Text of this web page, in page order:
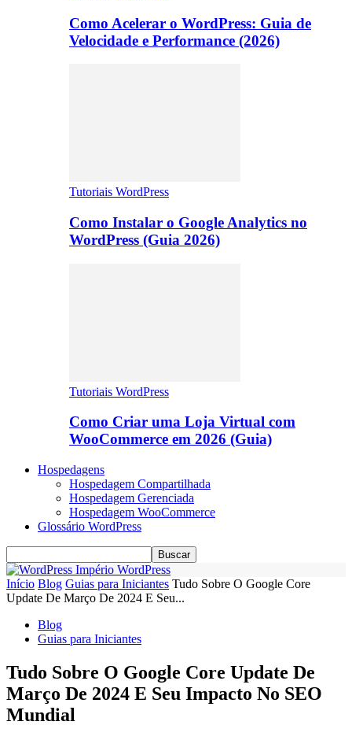
Como Acelerar o WordPress: Guia de
Velocidade e Performance (2026)
Tutoriais WordPress
Como Instalar o Google Analytics no
WordPress (Guia 2026)
Tutoriais WordPress
Como Criar uma Loja Virtual com
WooCommerce em 2026 (Guia)
Hospedagens
Hospedagem Compartilhada
Hospedagem Gerenciada
Hospedagem WooCommerce
Glossário WordPress
Império WordPress
Início Blog Guias para Iniciantes Tudo Sobre O Google Core
Update De Março De 2024 E Seu...
Blog
Guias para Iniciantes
Tudo Sobre O Google Core Update De
Março De 2024 E Seu Impacto No SEO
Mundial